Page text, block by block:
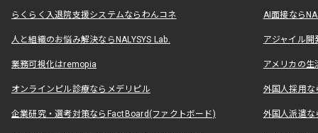
らくらく入退院支援システムならわんコネ AI面接なら
人と組織のお悩み解決ならNALYSYS Lab. アジャイル
業務可視化はremopia アメリカの
オンラインピル診療ならメデリピル 外国人採用
企業研究・選考対策ならFactBoard(ファクトボード) 外国人派遣な